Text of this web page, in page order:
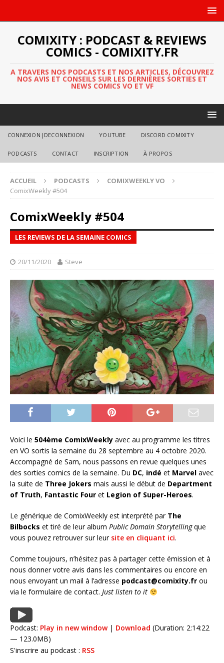
COMIXITY : PODCAST & REVIEWS
COMICS - COMIXITY.FR
A TRAVERS NOS PODCASTS ET NOS ARTICLES, DÉCOUVREZ
NOS AVIS ET CONSEILS SUR LES DERNIÈRES SORTIES ET
NEWS COMICS VO ET VF
CONNEXION|DECONNEXION YOUTUBE DISCORD COMIXITY
PODCASTS CONTACT INSCRIPTION À PROPOS
ACCUEIL PODCASTS
COMIXWEEKLY VO
ComixWeekly #504
ComixWeekly #504
LES REVIEWS DE LA SEMAINE COMICS
20/11/2020 Steve
Voici le 504ème ComixWeekly avec au programme les titres
en VO sortis la semaine du 28 septembre au 4 octobre 2020.
Accompagné de Sam, nous passons en revue quelques unes
des sorties comics de la semaine. Du DC, indé et Marvel avec
la suite de Three Jokers mais aussi le début de Department
of Truth, Fantastic Four et Legion of Super-Heroes.
Le générique de ComixWeekly est interprété par The
Bilbocks et tiré de leur album Public Domain Storytellingque
vous pouvez retrouver sur leursite en cliquant ici.
Comme toujours, n’hésitez pas à partager cette émission et à
nous donner votre avis dans les commentaires ou encore en
nous envoyant un mail à l’adresse podcast@comixity.fr ou
via le formulaire de contact. Just listen to it
Podcast: Play in new window| Download (Duration: 2:14:22
— 123.0MB)
S'inscrire au podcast : RSS